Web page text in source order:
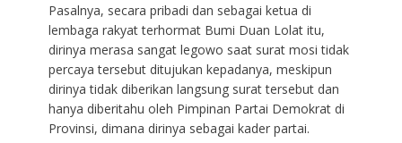
Pasalnya, secara pribadi dan sebagai ketua di
lembaga rakyat terhormat Bumi Duan Lolat itu,
dirinya merasa sangat legowo saat surat mosi tidak
percaya tersebut ditujukan kepadanya, meskipun
dirinya tidak diberikan langsung surat tersebut dan
hanya diberitahu oleh Pimpinan Partai Demokrat di
Provinsi, dimana dirinya sebagai kader partai.